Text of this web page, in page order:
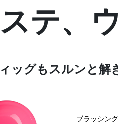
テ、
ッグもスルンと解
ブラッシン